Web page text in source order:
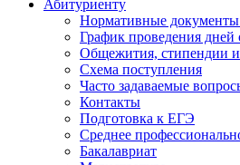
Абитуриенту
Нормативные
График проведения дней
Общежития, стипендии и
Схема поступления
Часто задаваемые
Контакты
Подготовка к ЕГЭ
Среднее
Бакалавриат